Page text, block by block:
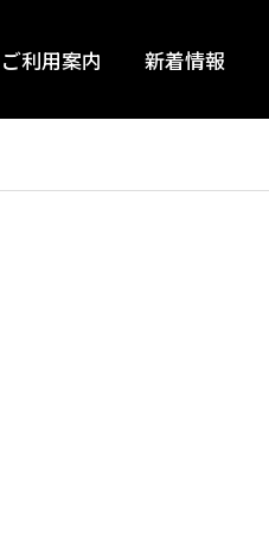
ご利用案内 新着情報